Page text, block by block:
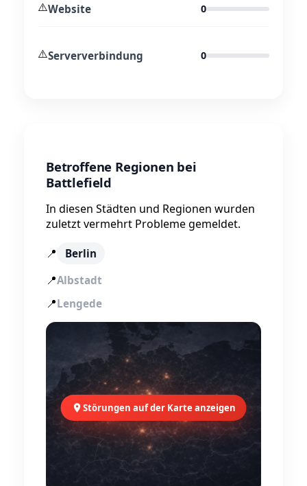
⚠️Website 0
⚠️Serververbindung 0
Betroffene Regionen bei
Battlefield
In diesen Städten und Regionen wurden
zuletzt vermehrt Probleme gemeldet.
📍
Berlin
📍Albstadt
📍Lengede
Störungen auf der Karte anzeigen